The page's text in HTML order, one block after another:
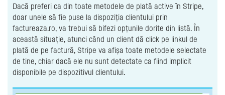
Dacă preferi ca din toate metodele de plată active în Stripe,
doar unele să fie puse la dispoziția clientului prin
factureaza.ro, va trebui să bifezi opțunile dorite din listă. În
această situație, atunci când un client dă click pe linkul de
plată de pe factură, Stripe va afișa toate metodele selectate
de tine, chiar dacă ele nu sunt detectate ca fiind implicit
disponibile pe dispozitivul clientului.